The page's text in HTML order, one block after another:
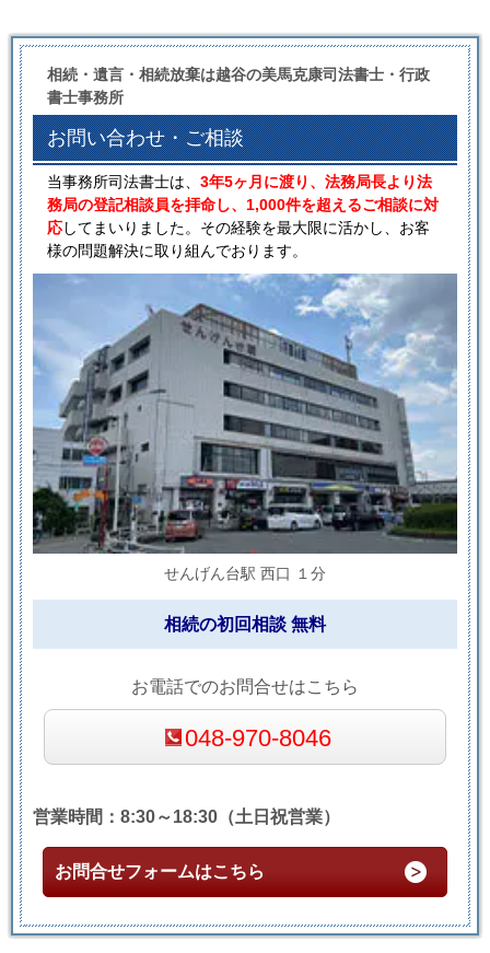
相続・遺言・相続放棄は越谷の美馬克康司法書士・行政
書士事務所
お問い合わせ・ご相談
当事務所司法書士は、 3年5ヶ月に渡り、法務局長より法
務局の登記相談員を拝命し、1,000件を超えるご相談に対
応してまいりました。その経験を最大限に活かし、お客
様の問題解決に取り組んでおります。
せんげん台駅 西口 １分
相続の初回相談 無料
お電話でのお問合せはこちら
048-970-8046
営業時間：8:30～18:30（土日祝営業）
お問合せフォームはこちら